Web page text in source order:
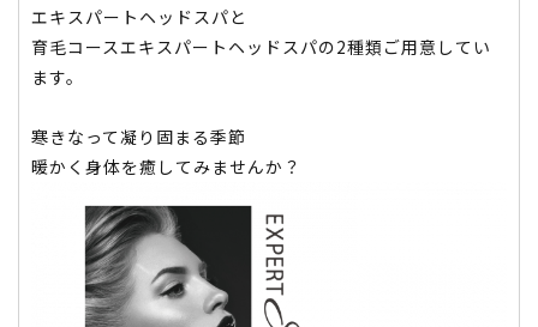
エキスパートヘッドスパと
育毛コースエキスパートヘッドスパの2種類ご用意してい
ます。
寒きなって凝り固まる季節
暖かく身体を癒してみませんか？